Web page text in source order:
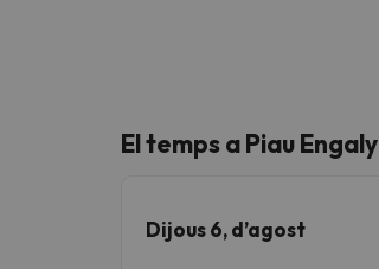
El temps a Piau Engaly
Dijous 6, d’agost